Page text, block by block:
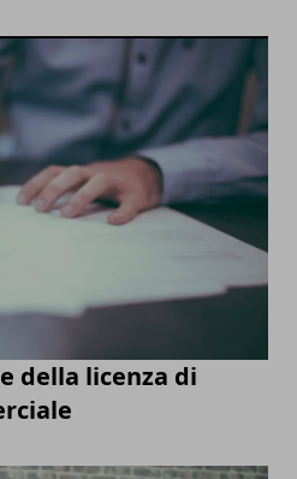
della licenza di